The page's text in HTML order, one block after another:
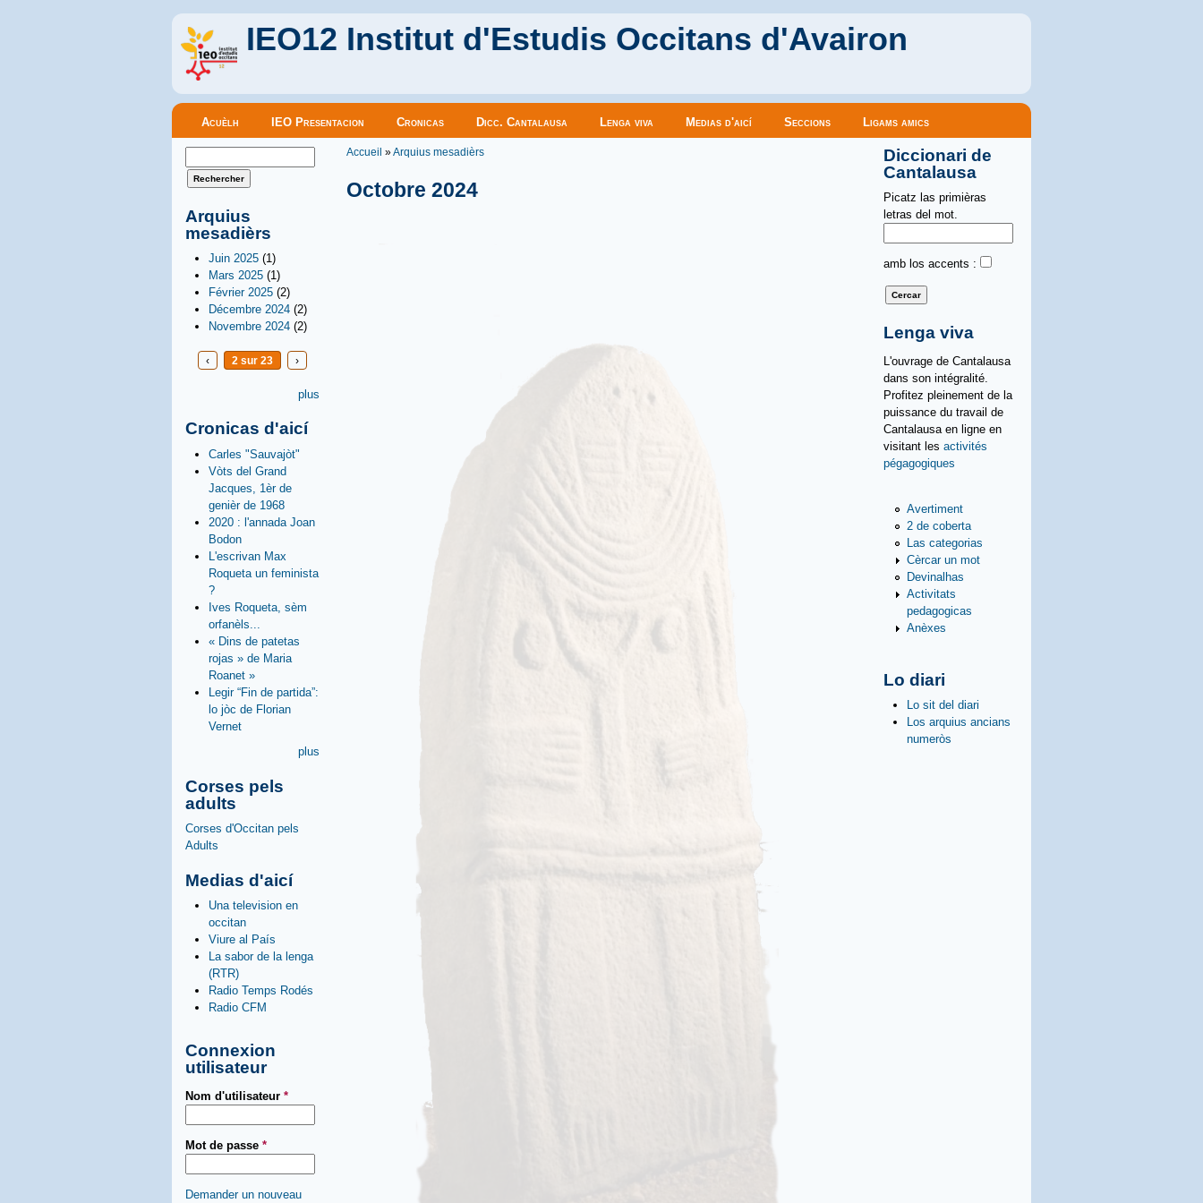
IEO12 Institut d'Estudis Occitans d'Avairon
Menu principal
Acuèlh IEO Presentacion Cronicas Dicc. Cantalausa Lenga viva Medias d'aicí Seccions Ligams amics
Formulaire de recherche
Arquius
mesadièrs
Juin 2025 (1)
Mars 2025 (1)
Février 2025 (2)
Décembre 2024 (2)
Novembre 2024 (2)
‹ 2 sur 23 ›
plus
Cronicas d'aicí
Carles "Sauvajòt"
Vòts del Grand
Jacques, 1èr de
genièr de 1968
2020 : l'annada Joan
Bodon
L'escrivan Max
Roqueta un feminista
?
Ives Roqueta, sèm
orfanèls...
« Dins de patetas
rojas » de Maria
Roanet »
Legir “Fin de partida”:
lo jòc de Florian
Vernet
plus
Corses pels
adults
Corses d'Occitan pels
Adults
Medias d'aicí
Una television en
occitan
Viure al País
La sabor de la lenga
(RTR)
Radio Temps Rodés
Radio CFM
Connexion
utilisateur
Nom d'utilisateur *
Mot de passe *
Demander un nouveau
Vous êtes ici
Accueil »Arquius mesadièrs
Octobre 2024
Diccionari de
Cantalausa
Picatz las primièras
letras del mot.
amb los accents :
Lenga viva
L'ouvrage de Cantalausa
dans son intégralité.
Profitez pleinement de la
puissance du travail de
Cantalausa en ligne en
visitant les activités
pégagogiques
Avertiment
2 de coberta
Las categorias
Cèrcar un mot
Devinalhas
Activitats
pedagogicas
Anèxes
Lo diari
Lo sit del diari
Los arquius ancians
numeròs